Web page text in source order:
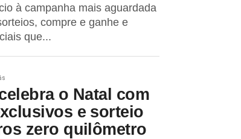
à campanha mais aguardada
compre e ganhe e
que...
o Natal com
e sorteio
zero quilômetro